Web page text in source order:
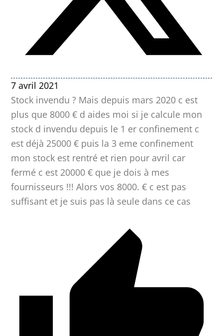
7 avril 2021
Stock invendu ? Mais depuis mars 2020 c est
plus que 8000 € d aides moi si je calcule mon
stock d invendu depuis le 1 er confinement c
est déjà 25000 € puis la 3 eme confinement
mon stock est rentré et rien pour avril car
fermé c est 20000 € que je dois à mes
fournisseurs !!! Alors vos 8000. € c est pas
suffisant et je suis pas là seule dans ce cas